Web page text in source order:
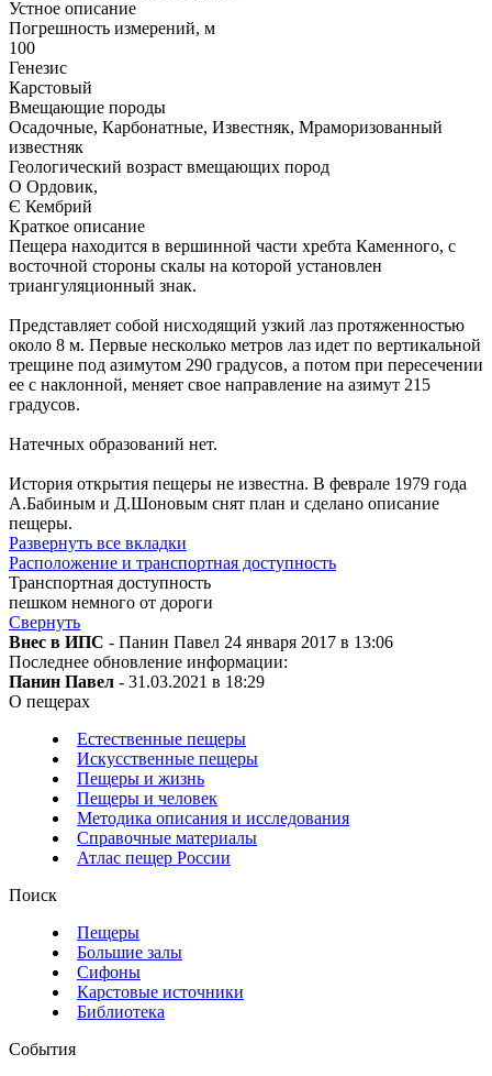
Устное описание
Погрешность измерений, м
100
Генезис
Карстовый
Вмещающие породы
Осадочные, Карбонатные, Известняк, Мраморизованный
известняк
Геологический возраст вмещающих пород
O Ордовик,
Є Кембрий
Краткое описание
Пещера находится в вершинной части хребта Каменного, с
восточной стороны скалы на которой установлен
триангуляционный знак.
Представляет собой нисходящий узкий лаз протяженностью
около 8 м. Первые несколько метров лаз идет по вертикальной
трещине под азимутом 290 градусов, а потом при пересечении
ее с наклонной, меняет свое направление на азимут 215
градусов.
Натечных образований нет.
История открытия пещеры не известна. В феврале 1979 года
А.Бабиным и Д.Шоновым снят план и сделано описание
пещеры.
Развернуть все вкладки
Расположение и транспортная доступность
Транспортная доступность
пешком немного от дороги
Свернуть
Внес в ИПС - Панин Павел 24 января 2017 в 13:06
Последнее обновление информации:
Панин Павел - 31.03.2021 в 18:29
О пещерах
Естественные пещеры
Искусственные пещеры
Пещеры и жизнь
Пещеры и человек
Методика описания и исследования
Справочные материалы
Атлас пещер России
Поиск
Пещеры
Большие залы
Сифоны
Карстовые источники
Библиотека
События